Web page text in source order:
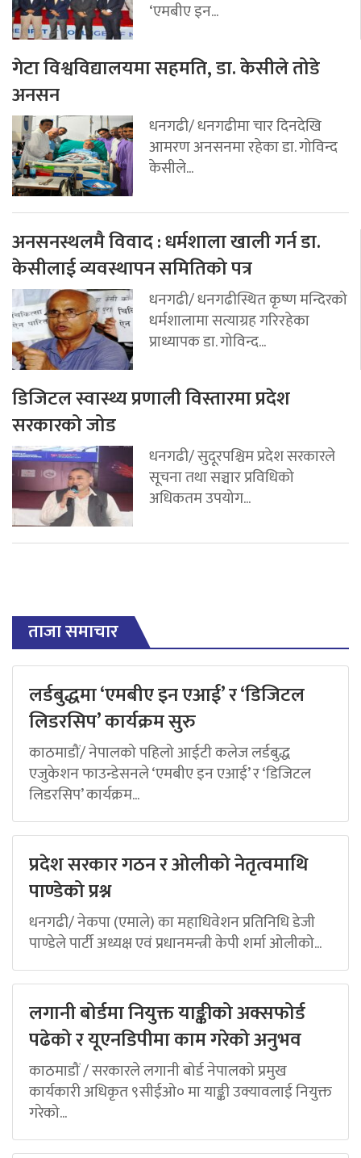
‘एमबीए इन...
गेटा विश्वविद्यालयमा सहमति, डा. केसीले तोडे
अनसन
धनगढी/ धनगढीमा चार दिनदेखि
आमरण अनसनमा रहेका डा. गोविन्द
केसीले...
अनसनस्थलमै विवाद : धर्मशाला खाली गर्न डा.
केसीलाई व्यवस्थापन समितिको पत्र
धनगढी/ धनगढीस्थित कृष्ण मन्दिरको
धर्मशालामा सत्याग्रह गरिरहेका
प्राध्यापक डा. गोविन्द...
डिजिटल स्वास्थ्य प्रणाली विस्तारमा प्रदेश
सरकारको जोड
धनगढी/ सुदूरपश्चिम प्रदेश सरकारले
सूचना तथा सञ्चार प्रविधिको
अधिकतम उपयोग...
ताजा समाचार
लर्डबुद्धमा ‘एमबीए इन एआई’ र ‘डिजिटल
लिडरसिप’ कार्यक्रम सुरु
काठमाडौं/ नेपालको पहिलो आईटी कलेज लर्डबुद्ध
एजुकेशन फाउन्डेसनले ‘एमबीए इन एआई’ र ‘डिजिटल
लिडरसिप’ कार्यक्रम...
प्रदेश सरकार गठन र ओलीको नेतृत्वमाथि
पाण्डेको प्रश्न
धनगढी/ नेकपा (एमाले) का महाधिवेशन प्रतिनिधि डेजी
पाण्डेले पार्टी अध्यक्ष एवं प्रधानमन्त्री केपी शर्मा ओलीको...
लगानी बोर्डमा नियुक्त याङ्कीको अक्सफोर्ड
पढेको र यूएनडिपीमा काम गरेको अनुभव
काठमाडौं / सरकारले लगानी बोर्ड नेपालको प्रमुख
कार्यकारी अधिकृत ९सीईओ० मा याङ्की उक्यावलाई नियुक्त
गरेको...